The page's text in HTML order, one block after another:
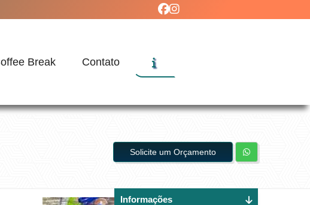
Break Contato
Solicite um Orçamento
Informações